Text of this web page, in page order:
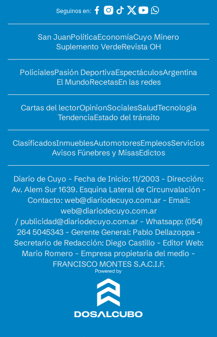
Seguinos en:
San JuanPolíticaEconomíaCuyo Minero
Suplemento VerdeRevista OH
PolicialesPasión DeportivaEspectáculosArgentina
El MundoRecetasEn las redes
Cartas del lectorOpinionSocialesSaludTecnología
TendenciaEstado del tránsito
ClasificadosInmueblesAutomotoresEmpleosServicios
Avisos Fúnebres y MisasEdictos
Diario de Cuyo - Fecha de Inicio: 11/2003 - Dirección:
Av. Alem Sur 1639. Esquina Lateral de Circunvalación -
Contacto: web@diariodecuyo.com.ar- Email:
web@diariodecuyo.com.ar
/ publicidad@diariodecuyo.com.ar- Whatsapp: (054)
264 5045343 - Gerente General: Pablo Dellazoppa -
Secretario de Redacción: Diego Castillo - Editor Web:
Mario Romero - Empresa propietaria del medio -
FRANCISCO MONTES S.A.C.I.F.